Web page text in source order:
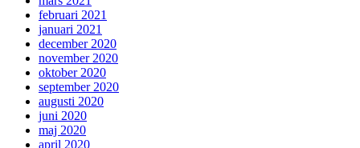
februari 2021
januari 2021
december 2020
november 2020
oktober 2020
september 2020
augusti 2020
juni 2020
maj 2020
april 2020